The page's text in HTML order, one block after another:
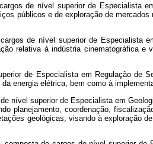
de nível superior de Especialista
públicos e de exploração de
de nível superior de Especialista
relativa à indústria cinematográfica
de Especialista em Regulação
energia elétrica, bem como à
nível superior de Especialista em
planejamento, coordenação,
geológicas, visando à exploração